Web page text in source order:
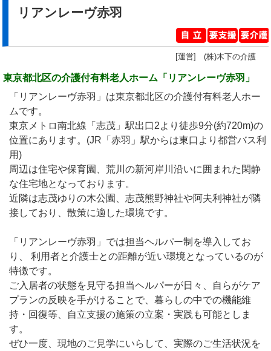
リアンレーヴ赤羽
[運営] (株)木下の介護
東京都北区の介護付有料老人ホーム「リアンレーヴ赤羽」
「リアンレーヴ赤羽」は東京都北区の介護付有料老人ホー
ムです。
東京メトロ南北線「志茂」駅出口2より徒歩9分(約720m)の
位置にあります。(JR「赤羽」駅からは東口より都営バス利
用)
周辺は住宅や保育園、荒川の新河岸川沿いに囲まれた閑静
な住宅地となっております。
近隣は志茂ゆりの木公園、志茂熊野神社や阿夫利神社が隣
接しており、散策に適した環境です。
「リアンレーヴ赤羽」では担当ヘルパー制を導入してお
り、 利用者と介護士との距離が近い環境となっているのが
特徴です。
ご入居者の状態を見守る担当ヘルパーが日々、自らがケア
プランの反映を手がけることで、暮らしの中での機能維
持・回復等、自立支援の施策の立案・実践も可能としま
す。
ぜひ一度、現地のご見学にいらして、実際のご生活状況を